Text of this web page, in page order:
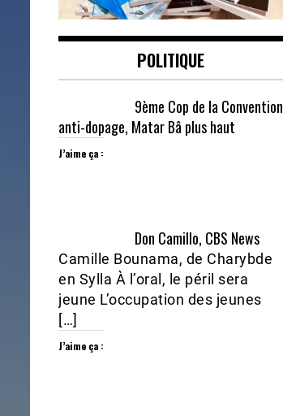
POLITIQUE
9ème Cop de la Convention
anti-dopage, Matar Bâ plus haut
J’aime ça :
Don Camillo, CBS News
Camille Bounama, de Charybde
en Sylla À l’oral, le péril sera
jeune L’occupation des jeunes
[…]
J’aime ça :